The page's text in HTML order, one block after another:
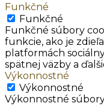
Funkčné
Funkčné
Funkčné súbory
funkcie, ako je
platformách
spätnej väzby a
Výkonnostné
Výkonnostné
Výkonnostné